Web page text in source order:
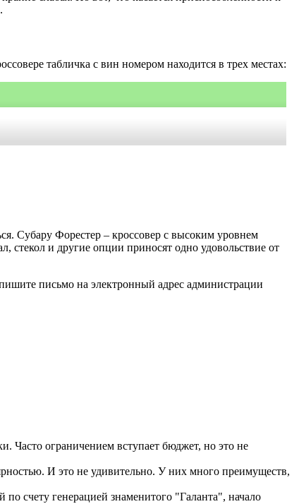
табличка с вин номером находится в трех местах:
Субару Форестер – кроссовер с высоким уровнем
стекол и другие опции приносят одно удовольствие от
письмо на электронный адрес администрации
Часто ограничением вступает бюджет, но это не
И это не удивительно. У них много преимуществ,
по счету генерацией знаменитого "Галанта", начало